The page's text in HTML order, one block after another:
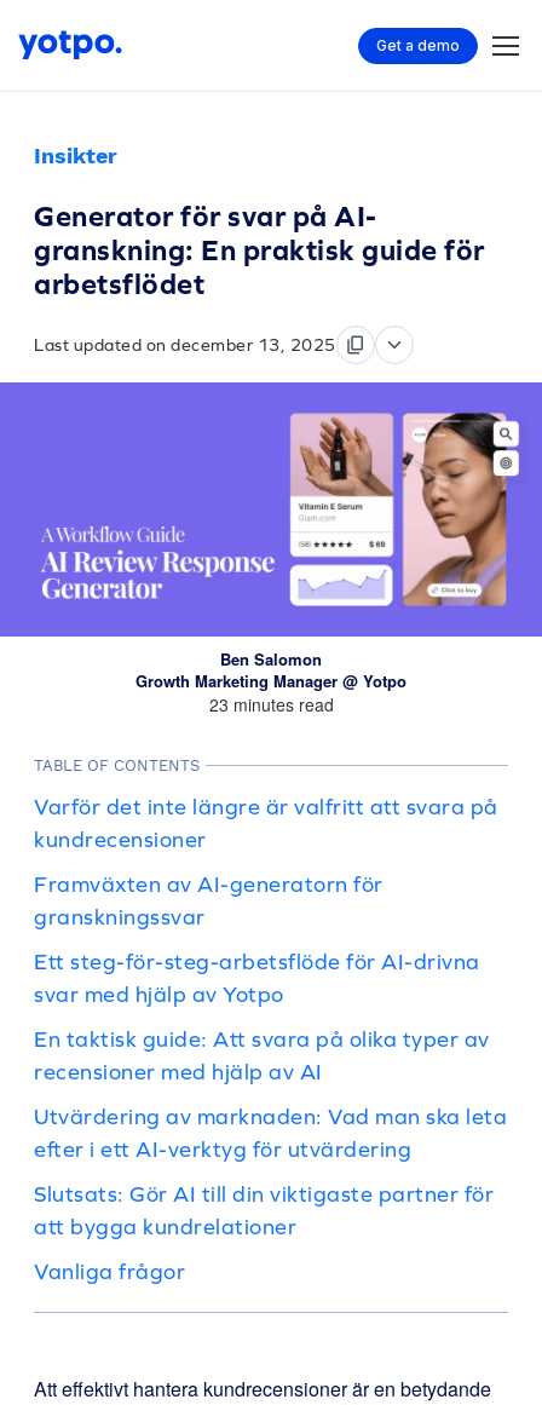
Get a demo
Insikter
Generator för svar på AI-
granskning: En praktisk guide för
arbetsflödet
Last updated on december 13, 2025
Ben Salomon
Growth Marketing Manager @ Yotpo
23 minutes read
TABLE OF CONTENTS
Varför det inte längre är valfritt att svara på
kundrecensioner
Framväxten av AI-generatorn för
granskningssvar
Ett steg-för-steg-arbetsflöde för AI-drivna
svar med hjälp av Yotpo
En taktisk guide: Att svara på olika typer av
recensioner med hjälp av AI
Utvärdering av marknaden: Vad man ska leta
efter i ett AI-verktyg för utvärdering
Slutsats: Gör AI till din viktigaste partner för
att bygga kundrelationer
Vanliga frågor
Att effektivt hantera kundrecensioner är en betydande